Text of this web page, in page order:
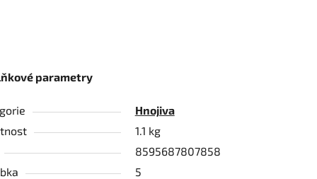
parametry
Hnojiva
1.1 kg
8595687807858
5